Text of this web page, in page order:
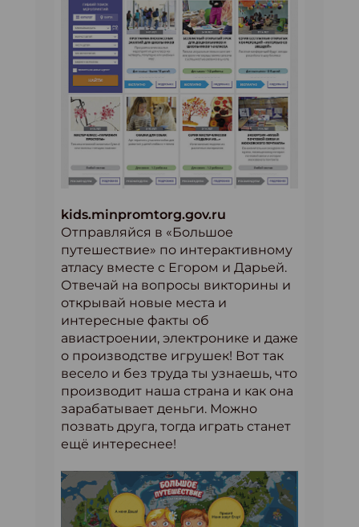
kids.minpromtorg.gov.ru
Отправляйся в «Большое
путешествие» по интерактивному
атласу вместе с Егором и Дарьей.
Отвечай на вопросы викторины и
открывай новые места и
интересные факты об
авиастроении, электронике и даже
о производстве игрушек! Вот так
весело и без труда ты узнаешь, что
производит наша страна и как она
зарабатывает деньги. Можно
позвать друга, тогда играть станет
ещё интереснее!